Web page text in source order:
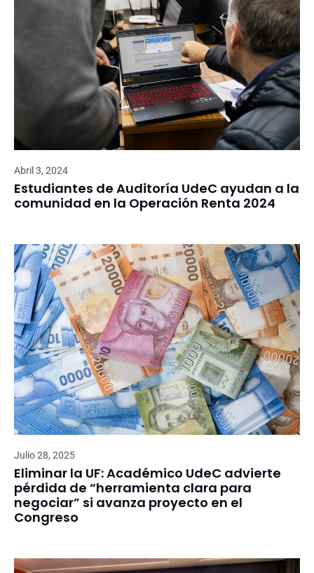
Abril 3, 2024
Estudiantes de Auditoría UdeC ayudan a la
comunidad en la Operación Renta 2024
Julio 28, 2025
Eliminar la UF: Académico UdeC advierte
pérdida de “herramienta clara para
negociar” si avanza proyecto en el
Congreso